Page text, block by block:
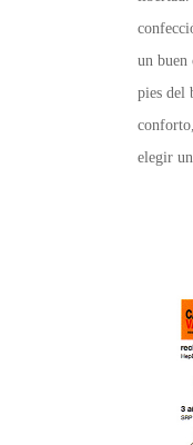
un buen
pies del
elegir